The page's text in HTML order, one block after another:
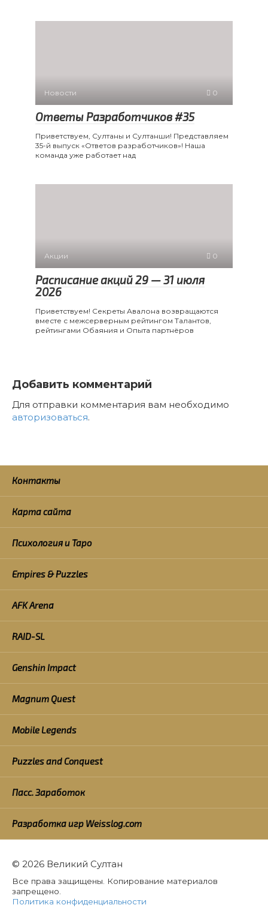
Новости 0
Ответы Разработчиков #35
Приветствуем, Султаны и Султанши! Представляем
35-й выпуск «Ответов разработчиков»! Наша
команда уже работает над
Акции 0
Расписание акций 29 — 31 июля
2026
Приветствуем! Секреты Авалона возвращаются
вместе с межсерверным рейтингом Талантов,
рейтингами Обаяния и Опыта партнёров
Добавить комментарий
Для отправки комментария вам необходимо
авторизоваться.
Контакты
Карта сайта
Психология и Таро
Empires & Puzzles
AFK Arena
RAID-SL
Genshin Impact
Magnum Quest
Mobile Legends
Puzzles and Conquest
Пасс. Заработок
Разработка игр Weisslog.com
© 2026 Великий Султан
Все права защищены. Копирование материалов
запрещено.
Политика конфиденциальности